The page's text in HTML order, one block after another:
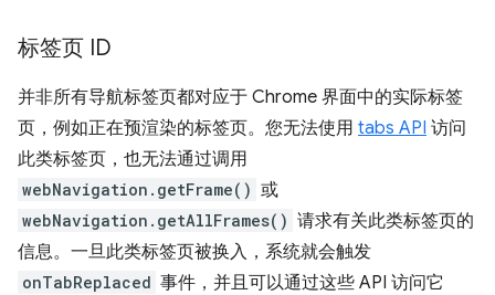
标签页 ID
并非所有导航标签页都对应于 Chrome 界面中的实际标签
页，例如正在预渲染的标签页。您无法使用 tabs API 访问
此类标签页，也无法通过调用
webNavigation.getFrame() 或
webNavigation.getAllFrames() 请求有关此类标签页的
信息。一旦此类标签页被换入，系统就会触发
onTabReplaced 事件，并且可以通过这些 API 访问它